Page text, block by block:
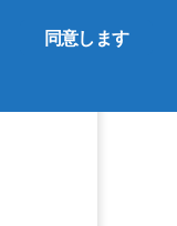
同意します